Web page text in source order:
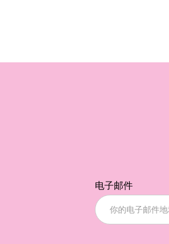
电子邮件